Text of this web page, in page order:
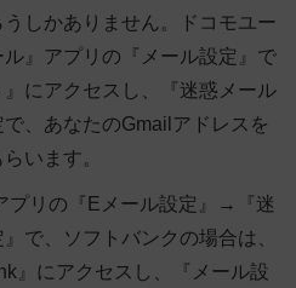
しかありません。ドコモユー
』アプリの『メール設定』で
』にアクセスし、『迷惑メール
、あなたのGmailアドレスを
います。
プリの『Eメール設定』→『迷
で、ソフトバンクの場合は、
』にアクセスし、『メール設